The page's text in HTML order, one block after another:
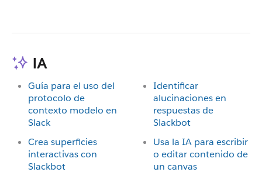
IA
Guía para el uso del
protocolo de
contexto modelo en
Slack
Crea superficies
interactivas con
Slackbot
Identificar
alucinaciones en
respuestas de
Slackbot
Usa la IA para escribir
o editar contenido de
un canvas